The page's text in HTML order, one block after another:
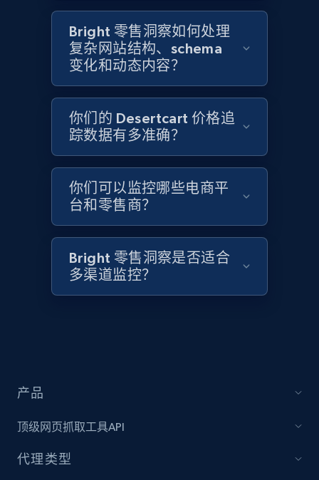
355+
Home Depot US - Discover products by
specified UPC
URL, Domain, Country code, Model number,
Sku, Product id, Product name, Manufacturer,
2.1K+ 355+ 立即开始
Home Depot US - Discovery products by
Amazon products global dataset
Bright 零售洞察如何处理
复杂网站结构、schema
变化和动态内容？
你们的 Desertcart 价格追
踪数据有多准确？
你们可以监控哪些电商平
台和零售商？
Bright 零售洞察是否适合
多渠道监控？
产品
顶级网页抓取工具API
代理类型